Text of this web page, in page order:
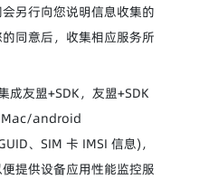
另行向您说明信息收集的
同意后，收集相应服务所
成友盟+SDK，友盟+SDK
Mac/android
、SIM 卡 IMSI 信息)，
提供设备应用性能监控服